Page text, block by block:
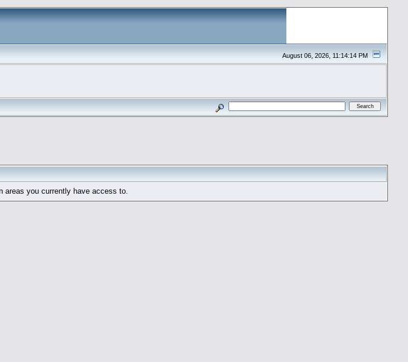
August 06, 2026, 11:14:14 PM
you currently have access to.